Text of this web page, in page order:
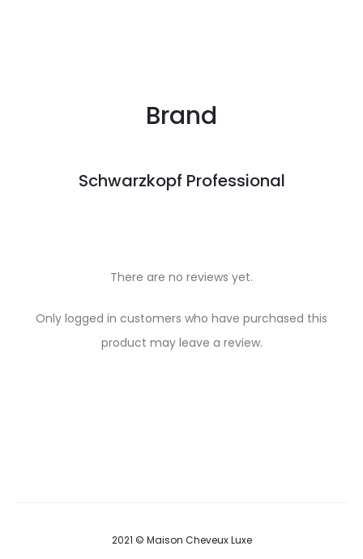
Brand
Schwarzkopf Professional
There are no reviews yet.
Only logged in customers who have purchased this
product may leave a review.
2021 © Maison Cheveux Luxe